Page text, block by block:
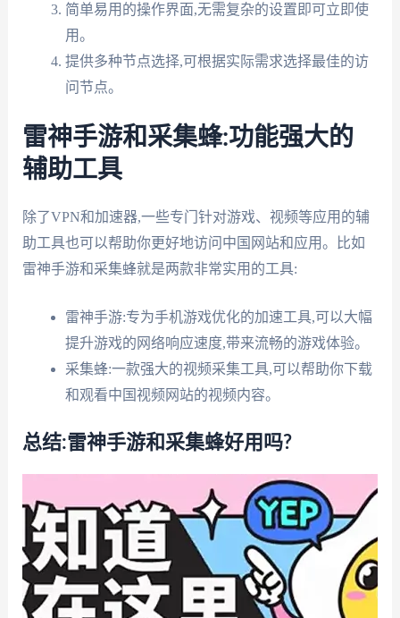
简单易用的操作界面,无需复杂的设置即可立即使
用。
提供多种节点选择,可根据实际需求选择最佳的访
问节点。
雷神手游和采集蜂:功能强大的
辅助工具
除了VPN和加速器,一些专门针对游戏、视频等应用的辅
助工具也可以帮助你更好地访问中国网站和应用。比如
雷神手游和采集蜂就是两款非常实用的工具:
雷神手游:专为手机游戏优化的加速工具,可以大幅
提升游戏的网络响应速度,带来流畅的游戏体验。
采集蜂:一款强大的视频采集工具,可以帮助你下载
和观看中国视频网站的视频内容。
总结:雷神手游和采集蜂好用吗?